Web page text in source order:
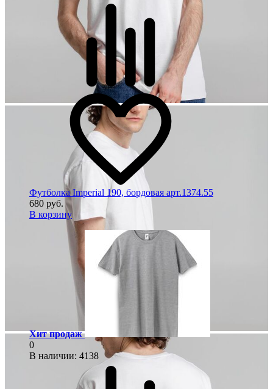
Футболка Imperial 190, бордовая арт.1374.55
680 руб.
В корзину
Хит продаж
0
В наличии: 4138